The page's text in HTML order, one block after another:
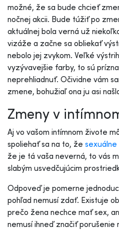
možné, že sa bude chcieť
nočnej akcii. Bude túžiť po
aktuálnej bola verná už
vizáže a začne sa obliekať
nebolo jej zvykom. Veľké
vyzývavejšie farby, to sú
neprehliadnuť. Očividne vám
zmene, bohužiaľ ona ju asi
Zmeny v
Aj vo vašom intímnom živote
spoliehať sa na to, že
že je tá vaša neverná, to vás
slabým usvedčujúcim
Odpoveď je pomerne
pohľad nemusí zdať. Existuje
prečo žena nechce mať sex,
nemusí ihneď značiť porušenie